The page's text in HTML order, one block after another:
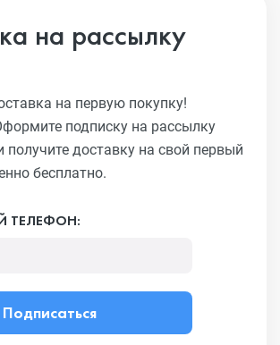
на рассылку
на первую покупку!
подписку на рассылку
получите доставку на свой первый
бесплатно.
ТЕЛЕФОН:
Подписаться